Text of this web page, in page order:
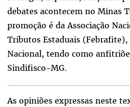
debates acontecem no Minas
promoção é da Associação
Tributos Estaduais
Nacional, tendo como
Sindifisco-MG.
As opiniões expressas neste